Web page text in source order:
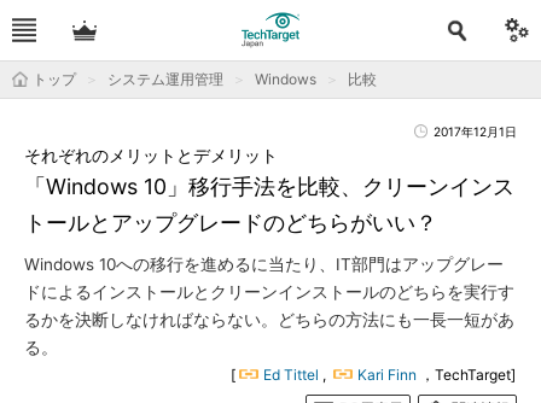
トップ システム運用管理 Windows 比較
2017年12月1日
「Windows 10」移行手法を比較、クリーンインス
トールとアップグレードのどちらがいい？
それぞれのメリットとデメリット
Windows 10への移行を進めるに当たり、IT部門はアップグレー
ドによるインストールとクリーンインストールのどちらを実行す
るかを決断しなければならない。どちらの方法にも一長一短があ
る。
[ Ed Tittel , Kari Finn ，TechTarget]